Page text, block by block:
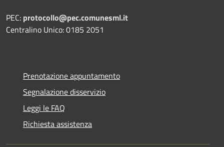
PEC: protocollo@pec.comunesml.it
Centralino Unico: 0185 2051
Prenotazione appuntamento
Segnalazione disservizio
Leggi le FAQ
Richiesta assistenza